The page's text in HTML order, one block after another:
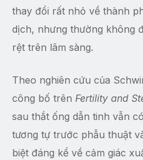
thay đổi rất nhỏ về thành
dịch, nhưng thường không
rệt trên lâm sàng.
Theo nghiên cứu của
công bố trên Fertility and
sau thắt ống dẫn tinh vẫn
tương tự trước phẫu thuật
biệt đáng kể về cảm giác